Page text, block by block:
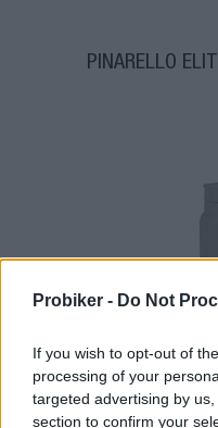
Probiker - Do Not
If you wish to opt-out of
processing of your
targeted advertising by
section to confirm your
PINARELLO
12,00 €